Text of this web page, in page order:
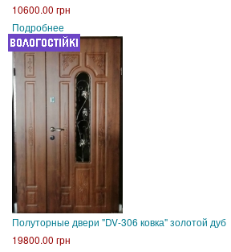
10600.00 грн
Подробнее
Полуторные двери "DV-306 ковка" золотой дуб
19800.00 грн